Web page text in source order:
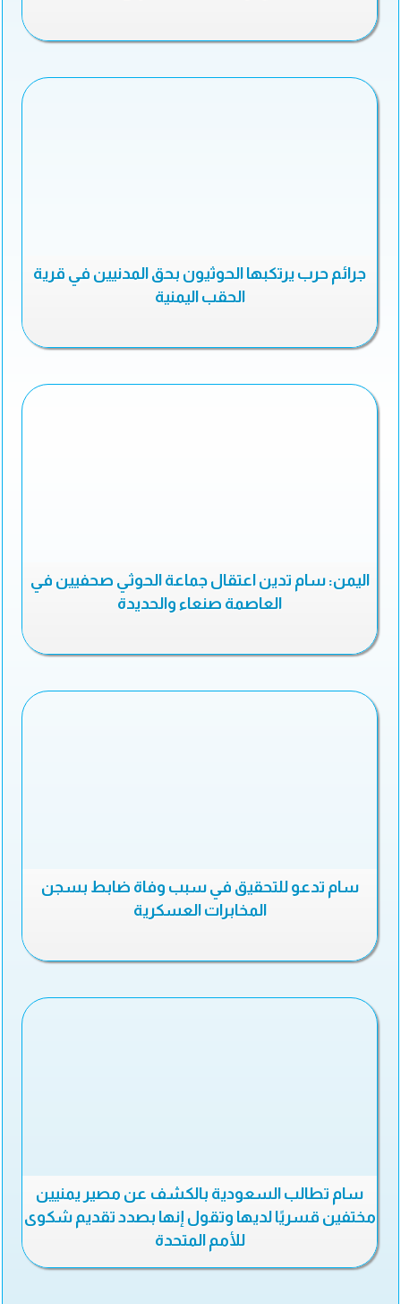
جرائم حرب يرتكبها الحوثيون بحق المدنيين في قرية
الحقب اليمنية
اليمن: سام تدين اعتقال جماعة الحوثي صحفيين في
العاصمة صنعاء والحديدة
سام تدعو للتحقيق في سبب وفاة ضابط بسجن
المخابرات العسكرية
سام تطالب السعودية بالكشف عن مصير يمنيين
مختفين قسريًا لديها وتقول إنها بصدد تقديم شكوى
للأمم المتحدة